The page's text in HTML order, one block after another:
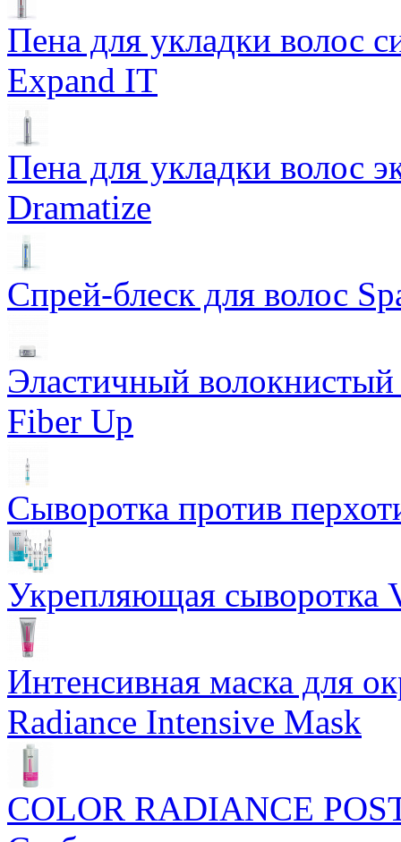
Пена для укладки волос
Expand IT
Пена для укладки волос
Dramatize
Спрей-блеск для волос
Эластичный волокнистый
Fiber Up
Сыворотка против
Укрепляющая сыворотка
Интенсивная маска для
Radiance Intensive Mask
COLOR RADIANCE